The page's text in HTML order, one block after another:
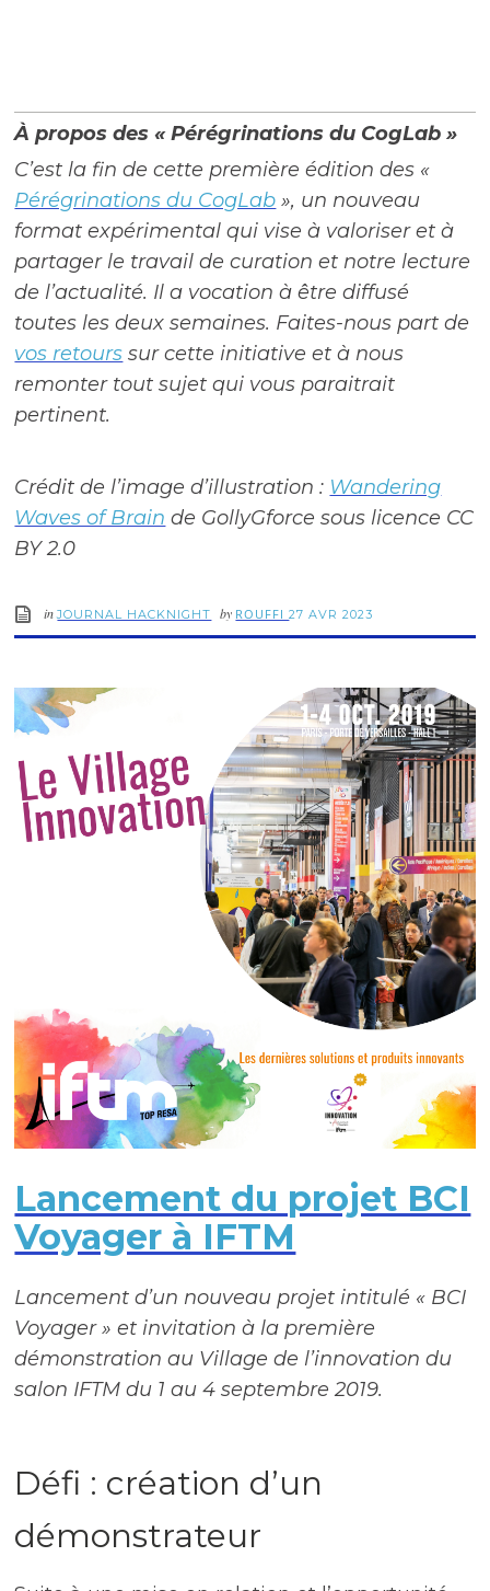
À propos des « Pérégrinations du CogLab »
C’est la fin de cette première édition des «
Pérégrinations du CogLab », un nouveau
format expérimental qui vise à valoriser et à
partager le travail de curation et notre lecture
de l’actualité. Il a vocation à être diffusé
toutes les deux semaines. Faites-nous part de
vos retours sur cette initiative et à nous
remonter tout sujet qui vous paraitrait
pertinent.
Crédit de l’image d’illustration : Wandering
Waves of Brain de GollyGforce sous licence CC
BY 2.0
inJOURNAL HACKNIGHT by ROUFFI27 AVR 2023
Lancement du projet BCI
Voyager à IFTM
Lancement d’un nouveau projet intitulé « BCI
Voyager » et invitation à la première
démonstration au Village de l’innovation du
salon IFTM du 1 au 4 septembre 2019.
Défi : création d’un
démonstrateur